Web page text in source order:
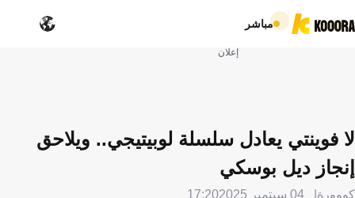
مباشر
إعلان
لا فوينتي يعادل سلسلة لوبيتيجي.. ويلاحق
إنجاز ديل بوسكي
كووورة 04 سبتمبر 2025 17:20